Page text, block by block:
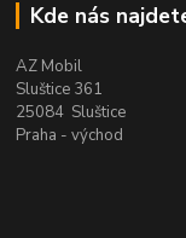
Kde nás
AZ Mobil
Sluštice 361
25084 Sluštice
Praha - východ